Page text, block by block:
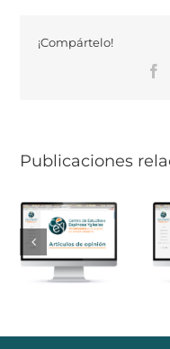
¡Compártelo!
Publicaciones